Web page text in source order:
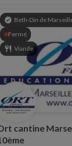
verified Beth-Din de
Fermé
restaurant Viande
cantine